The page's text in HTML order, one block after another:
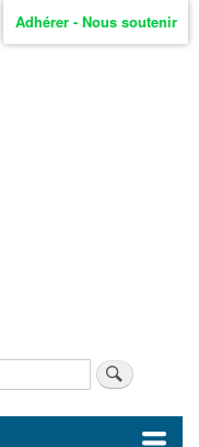
Adhérer - Nous soutenir